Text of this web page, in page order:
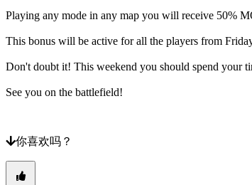
更
语
言
AR
DE
EN
Playing any mode in any map you will receive 50%
This bonus will be active for all the players from
Don't doubt it! This weekend you should spend your
See you on the battlefield!
你喜欢吗？